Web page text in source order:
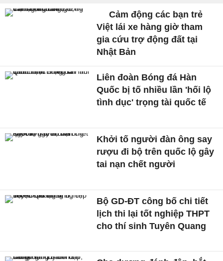
Cảm động các bạn trẻ
Việt lái xe hàng giờ tham
gia cứu trợ động đất tại
Nhật Bản
Liên đoàn Bóng đá Hàn
Quốc bị tố nhiều lần 'hối lộ
tình dục' trọng tài quốc tế
Khởi tố người đàn ông say
rượu đi bộ trên quốc lộ gây
tai nạn chết người
Bộ GD-ĐT công bố chi tiết
lịch thi lại tốt nghiệp THPT
cho thí sinh Tuyên Quang